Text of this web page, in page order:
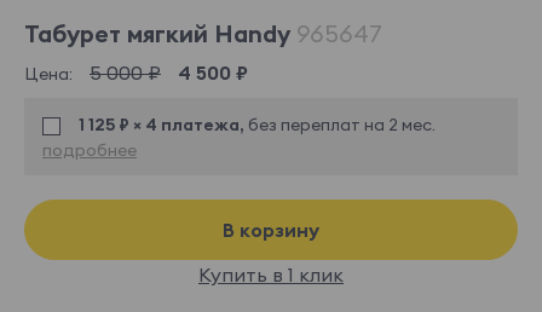
Табурет мягкий Handy 965647
Цена: 5 000 ₽ 4 500 ₽
1 125 ₽ × 4 платежа, без переплат на 2 мес.
подробнее
В корзину
Купить в 1 клик